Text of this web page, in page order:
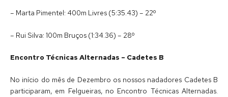
– Marta Pimentel: 400m Livres (5:35.43) – 22º
– Rui Silva: 100m Bruços (1:34.36) – 28º
Encontro Técnicas Alternadas – Cadetes B
No início do mês de Dezembro os nossos nadadores Cadetes B
participaram, em Felgueiras, no Encontro Técnicas Alternadas.